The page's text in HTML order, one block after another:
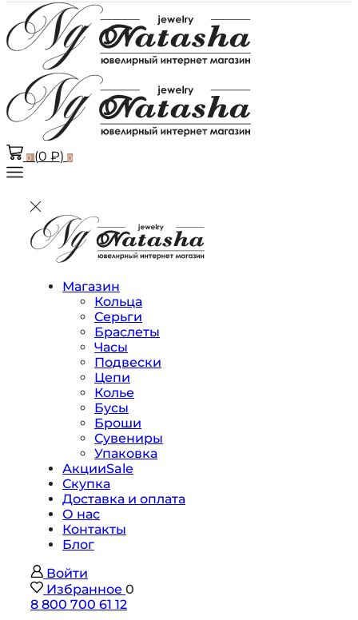
0 (0 ₽) 0
Магазин
Кольца
Серьги
Браслеты
Часы
Подвески
Цепи
Колье
Бусы
Броши
Сувениры
Упаковка
АкцииSale
Скупка
Доставка и оплата
О нас
Контакты
Блог
Войти
Избранное 0
8 800 700 61 12